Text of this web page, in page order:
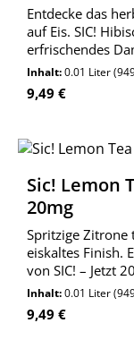
Entdecke das
auf Eis. SIC!
erfrischendes
Inhalt:0.01 Liter
Regulärer Preis:
9,49 €
Sic! Lemon
20mg
Spritzige Zitrone
eiskaltes Finish.
von SIC! – Jetzt
kaufen.
Inhalt:0.01 Liter
Regulärer Preis:
9,49 €